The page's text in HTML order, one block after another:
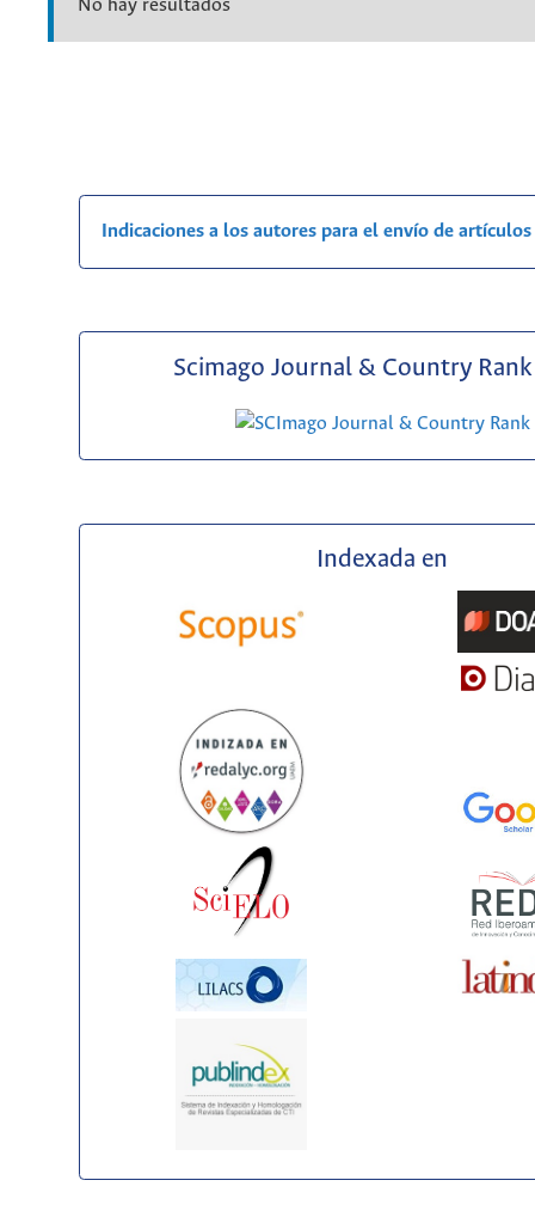
No hay resultados
Indicaciones a los autores para el envío de artículos
Scimago Journal & Country Rank
Indexada en